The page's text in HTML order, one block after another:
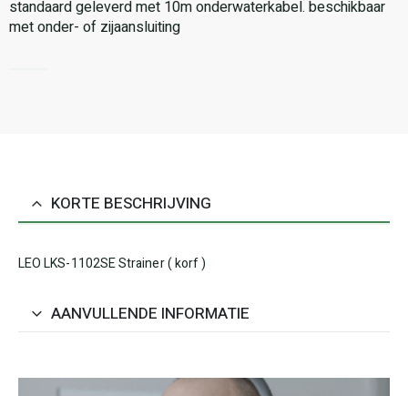
standaard geleverd met 10m onderwaterkabel. beschikbaar
met onder- of zijaansluiting
KORTE BESCHRIJVING
LEO LKS-1102SE Strainer ( korf )
AANVULLENDE INFORMATIE